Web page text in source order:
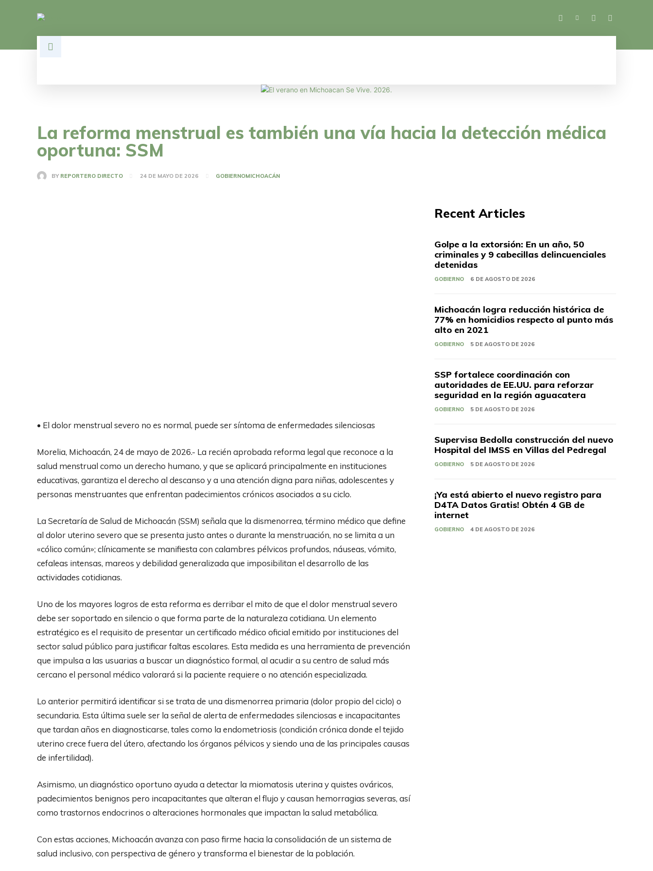
La reforma menstrual es también una vía hacia la detección médica
oportuna: SSM
BY REPORTERO DIRECTO 24 DE MAYO DE 2026 GOBIERNOMICHOACÁN
• El dolor menstrual severo no es normal, puede ser síntoma de enfermedades silenciosas
Morelia, Michoacán, 24 de mayo de 2026.- La recién aprobada reforma legal que reconoce a la
salud menstrual como un derecho humano, y que se aplicará principalmente en instituciones
educativas, garantiza el derecho al descanso y a una atención digna para niñas, adolescentes y
personas menstruantes que enfrentan padecimientos crónicos asociados a su ciclo.
La Secretaría de Salud de Michoacán (SSM) señala que la dismenorrea, término médico que define
al dolor uterino severo que se presenta justo antes o durante la menstruación, no se limita a un
«cólico común»; clínicamente se manifiesta con calambres pélvicos profundos, náuseas, vómito,
cefaleas intensas, mareos y debilidad generalizada que imposibilitan el desarrollo de las
actividades cotidianas.
Uno de los mayores logros de esta reforma es derribar el mito de que el dolor menstrual severo
debe ser soportado en silencio o que forma parte de la naturaleza cotidiana. Un elemento
estratégico es el requisito de presentar un certificado médico oficial emitido por instituciones del
sector salud público para justificar faltas escolares. Esta medida es una herramienta de prevención
que impulsa a las usuarias a buscar un diagnóstico formal, al acudir a su centro de salud más
cercano el personal médico valorará si la paciente requiere o no atención especializada.
Lo anterior permitirá identificar si se trata de una dismenorrea primaria (dolor propio del ciclo) o
secundaria. Esta última suele ser la señal de alerta de enfermedades silenciosas e incapacitantes
que tardan años en diagnosticarse, tales como la endometriosis (condición crónica donde el tejido
uterino crece fuera del útero, afectando los órganos pélvicos y siendo una de las principales causas
de infertilidad).
Asimismo, un diagnóstico oportuno ayuda a detectar la miomatosis uterina y quistes ováricos,
padecimientos benignos pero incapacitantes que alteran el flujo y causan hemorragias severas, así
como trastornos endocrinos o alteraciones hormonales que impactan la salud metabólica.
Con estas acciones, Michoacán avanza con paso firme hacia la consolidación de un sistema de
salud inclusivo, con perspectiva de género y transforma el bienestar de la población.
Recent Articles
Golpe a la extorsión: En un año, 50
criminales y 9 cabecillas delincuenciales
detenidas
GOBIERNO 6 DE AGOSTO DE 2026
Michoacán logra reducción histórica de
77% en homicidios respecto al punto más
alto en 2021
GOBIERNO 5 DE AGOSTO DE 2026
SSP fortalece coordinación con
autoridades de EE.UU. para reforzar
seguridad en la región aguacatera
GOBIERNO 5 DE AGOSTO DE 2026
Supervisa Bedolla construcción del nuevo
Hospital del IMSS en Villas del Pedregal
GOBIERNO 5 DE AGOSTO DE 2026
¡Ya está abierto el nuevo registro para
D4TA Datos Gratis! Obtén 4 GB de
internet
GOBIERNO 4 DE AGOSTO DE 2026